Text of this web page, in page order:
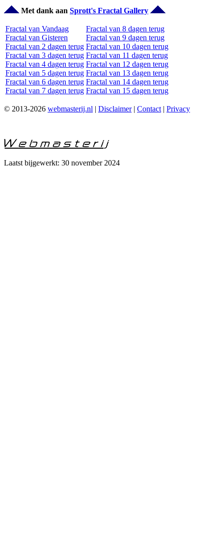
Met dank aan Sprott's Fractal Gallery
Fractal van Vandaag
Fractal van Gisteren
Fractal van 2 dagen terug
Fractal van 3 dagen terug
Fractal van 4 dagen terug
Fractal van 5 dagen terug
Fractal van 6 dagen terug
Fractal van 7 dagen terug
Fractal van 8 dagen terug
Fractal van 9 dagen terug
Fractal van 10 dagen terug
Fractal van 11 dagen terug
Fractal van 12 dagen terug
Fractal van 13 dagen terug
Fractal van 14 dagen terug
Fractal van 15 dagen terug
© 2013-2026 webmasterij.nl | Disclaimer| Contact | Privacy
Laatst bijgewerkt: 30 november 2024